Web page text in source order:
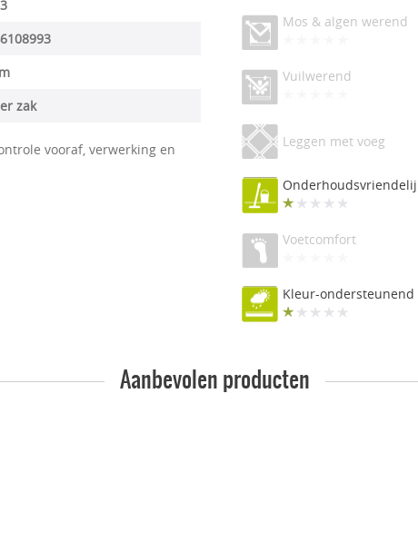
zak
vooraf, verwerking en
Mos & algen werend
Vuilwerend
Leggen met voeg
Voetcomfort
Kleur-ondersteunend
Aanbevolen producten